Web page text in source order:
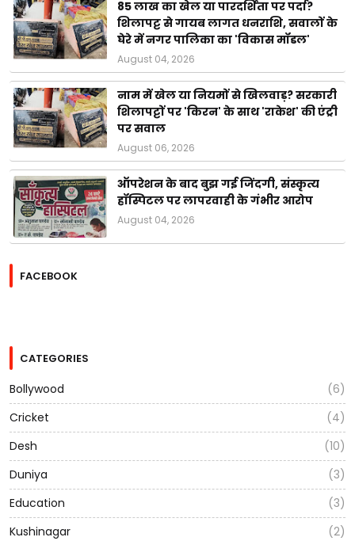
85 लाख का खेल या पारदर्शिता पर पर्दा?
शिलापट्ट से गायब लागत धनराशि, सवालों के
घेरे में नगर पालिका का 'विकास मॉडल'
August 04, 2026
नाम में खेल या नियमों से खिलवाड़? सरकारी
शिलापट्टों पर 'किरन' के साथ 'राकेश' की एंट्री
पर सवाल
August 06, 2026
ऑपरेशन के बाद बुझ गई जिंदगी, संस्कृत्य
हॉस्पिटल पर लापरवाही के गंभीर आरोप
August 04, 2026
FACEBOOK
CATEGORIES
Bollywood
(6)
Cricket
(4)
Desh
(10)
Duniya
(3)
Education
(3)
Kushinagar
(2)